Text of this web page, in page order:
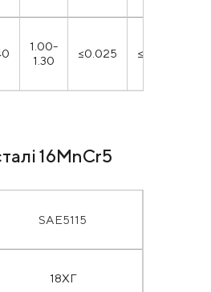
1.00-
1.30
≤0.025 ≤0.035
16MnCr5
SAE5115
18ХГ